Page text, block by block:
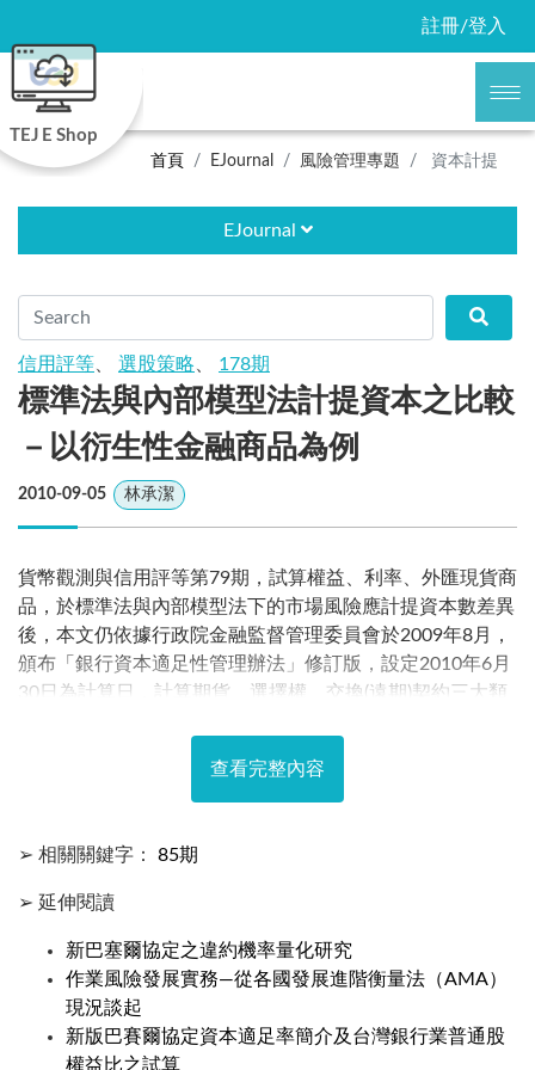
註冊/登入
TEJ E Shop
首頁
EJournal 風險管理專題 資本計提
EJournal
信用評等 選股策略 178期
標準法與內部模型法計提資本之比較
－以衍生性金融商品為例
2010-09-05 林承潔
貨幣觀測與信用評等第79期，試算權益、利率、外匯現貨商
品，於標準法與內部模型法下的市場風險應計提資本數差異
後，本文仍依據行政院金融監督管理委員會於2009年8月，
頒布「銀行資本適足性管理辦法」修訂版，設定2010年6月
30日為計算日，計算期貨、選擇權、交換(遠期)契約三大類
計算，以比較兩種不同方法計算下，應計提資本數的差異。
查看完整內容
➢ 相關關鍵字： 85期
➢ 延伸閱讀
新巴塞爾協定之違約機率量化研究
作業風險發展實務—從各國發展進階衡量法（AMA）
現況談起
新版巴賽爾協定資本適足率簡介及台灣銀行業普通股
權益比之試算